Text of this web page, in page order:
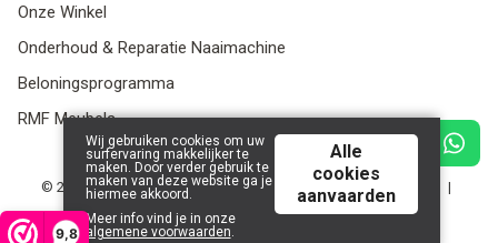
9,8
Onze Winkel
Onderhoud & Reparatie Naaimachine
Beloningsprogramma
RMF Meubels
© 2026 Stoffen en Naaimachines Stael - BTW: BE0633.931.919 |
Tilroy.
Wij gebruiken cookies om uw
surfervaring makkelijker te
maken. Door verder gebruik te
maken van deze website ga je
hiermee akkoord.
Meer info vind je in onze
algemene voorwaarden.
Alle
cookies
aanvaarden